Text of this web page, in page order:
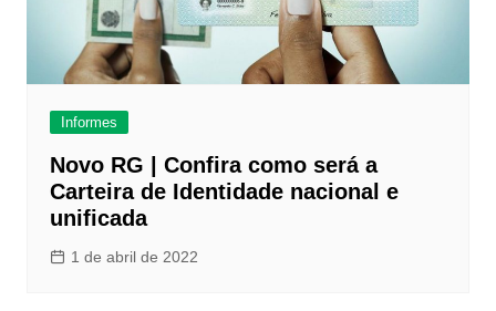
Informes
Novo RG | Confira como será a
Carteira de Identidade nacional e
unificada
1 de abril de 2022